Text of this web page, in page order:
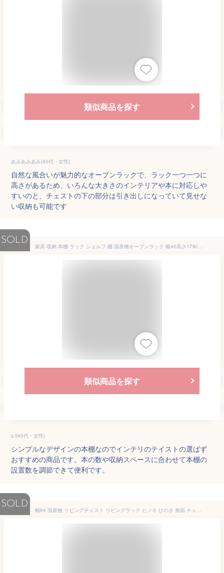
類似商品を探す
あみあみあみ(40代・女性)
自然な風合いが魅力的なオープンラックで、ラック一つ一つに
高さがあるため、いろんな大きさのインテリアや本に対応しや
すいのと、チェストの下の部分は引き出しになっていて見せな
い収納も可能です
SOLD
家具 収納 本棚 ラック シェルフ 棚 国産檜オープンラック 幅40高さ179cm 670813(サイズはありません イ：ダークブラウン)
類似商品を探す
s.i(40代・女性)
シンプルなデザインの本棚なのでインテリのテイストの選ばず
おすすめの商品です。本の数や収納スペースに合わせて本棚の
設置数を調節できて便利です。
SOLD
幅64 国産檜 リビングチェスト リビングラック ヒノキ ひのき 無垢 チェスト 幅64cm 収納棚 見せる収納 収納 リビング収納 間仕切り 裏面化粧 檜 無垢材 天然木 シンプル おしゃれ 引き出し 大川家具 フェリオ FERIO 楽天 インテリア